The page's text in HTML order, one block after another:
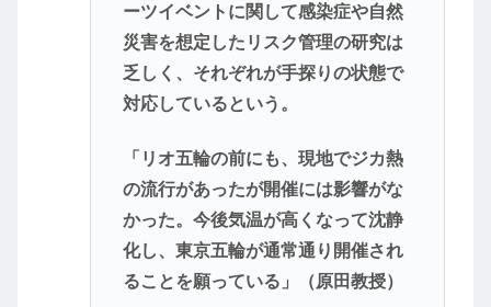
ーツイベントに関して感染症や自然
災害を想定したリスク管理の研究は
乏しく、それぞれが手探りの状態で
対応しているという。
「リオ五輪の前にも、現地でジカ熱
の流行があったが開催には影響がな
かった。今後気温が高くなって沈静
化し、東京五輪が通常通り開催され
ることを願っている」（原田教授）